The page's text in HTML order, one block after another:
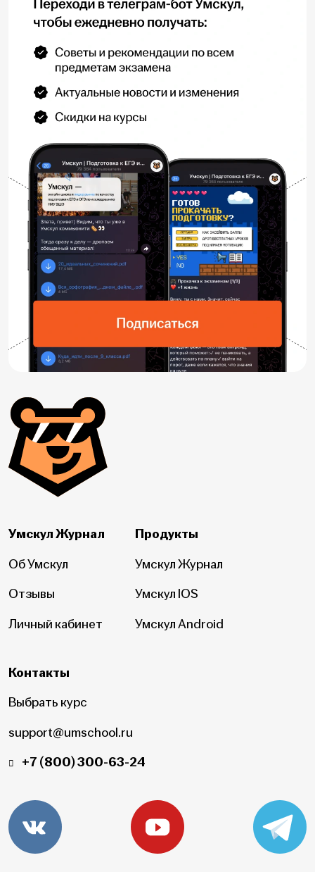
Умскул Журнал
Об Умскул
Отзывы
Личный кабинет
Продукты
Умскул Журнал
Умскул IOS
Умскул Android
Контакты
Выбрать курс
support@umschool.ru
+7 (800) 300-63-24